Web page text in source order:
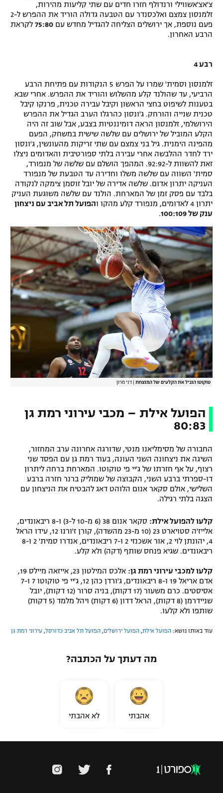
צ'אצ'אשווילי ורנדולף חזרו חדים עם שתי קליעות מהירות,
זלמנסון צמצם ואלכסנדר עם הטבעה גדולה הוריד את ההפרש ל-2
פעם נוספת, אך ירושלים הצליחה להגדיל מחדש עם 75:80 לקראת
הרבע האחרון.
רבע 4
זלמנסון וסמית' שמרו על הפרש 5 הנקודות עם פתיחת הרבע
הרביעי, עד שהולנד קלע מהשלוש והוריד את ההפרש. אחרי שבא
בטענות לשיפוט בחצי הראשון וקיבל עבירה טכנית, פרנקו קיבל
טכנית שנייה והורחק. ג'ונסון כהרגלו הערב הגדיל את ההפרש
הירושלמי, זלמנסון הראה דומיננטיות בצבע, אבל שוב זה היה
הקלע המוביל של ירושלים עם שלשה שישית במשחק, הפעם
מהפינה הימנית. גיל בני צמצם עם שתי זריקות מהעונשין, ג'ונסון
ירד לחדר ההלבשה אחרי עבירה בלתי ספורטיבית והאדומים ניצלו
זאת להשוות ל-92:92. המהפך הושלם עם שלשה של מנפורד,
סמית' השווה עם שלשה משלו וחדירה עד הטבעת של מנפורד
העניקה יתרון אדום. שלשה אדירה של יובל זוסמן צימקה לנקודה
בלבד עם פסק זמן של המארחת. הולנד עם שלשה משוגעת העניק
יתרון 4 לאדומים, מנפורד קלע מהקו ו
הפועל תל אביב עם ניצחון
ענק של 100:109
.
טוקוטו הוביל את הקלעים של המנצחת דני מרון
הפועל אילת – מכבי עירוני רמת גן
80:83
החבורה של מסימליאנו מנטי, שדורגה אחרונה ערב המחזור,
השיגה את ניצחונה השני העונה, בעוד רמת גן עם הפסד שני
רצוף, על אף חזרתו של ג'יי פי טוקוטו. המארחת ברחה ליתרון
דו-ספרתי ברבע השני, הקבוצה של שמוליק ברנר חזרה ברבע
השלישי, אולם סקאר אנום הלוהט דאג להבטיח את הניצחון עם
הצגה בלתי רגילה.
קלעו להפועל אילת:
סקאר אנום 38 (6 מ-10 ל-3) ו-8 ריבאונדים,
אלייז'ה סטויארט 23 (10 מ-23 מהשדה), קורן ז'ורנו 12, עידו הראל
4, יהונתן לוי 2, אור אשכנזי 2 ו-7 ריבאונדים, אנדרו סמית' 2 ו-8
ריבאונדים. שגיא פנחס שותף (דקה) ולא קלע.
קלעו למכבי עירוני רמת גן:
אלכס המילטון 23, אייזאה מיילס 19,
אדם אריאל 19 ו-8 ריבאונדים, ג'ורדן כהן 12, ג'יי פי טוקוטו 7 ו-7
אסיסטים. כרם משעור (17 דקות), בניה סרור (12 דקות), יובל
שניידרמן (8 דקות), הראל דדון (6 דקות) ויהל מלמד (5 דקות)
שותפו ולא קלעו.
עוד באותו נושא: הפועל אילת הפועל ירושלים הפועל תל אביב כדורסל עירוני רמת גן
מה דעתך על הכתבה?
אהבתי לא אהבתי